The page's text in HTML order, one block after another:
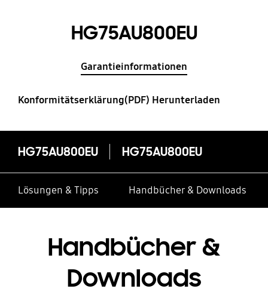
HG75AU800EU
Garantieinformationen
Konformitätserklärung(PDF) Herunterladen
HG75AU800EU HG75AU800EU
Lösungen & Tipps Handbücher & Downloads
Handbücher &
Downloads